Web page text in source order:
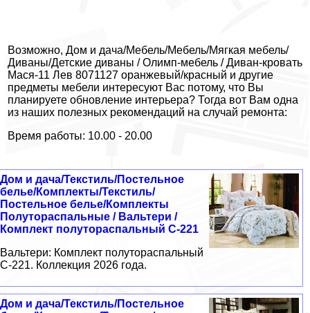
Возможно, Дом и дача/Мебель/Мебель/Мягкая мебель/
Диваны/Детские диваны / Олимп-мебель / Диван-кровать
Мася-11 Лев 8071127 оранжевый/красный и другие
предметы мебели интересуют Вас потому, что Вы
планируете обновление интерьера? Тогда вот Вам одна
из наших полезных рекомендаций на случай ремонта:
Время работы: 10.00 - 20.00
Дом и дача/Текстиль/Постельное
белье/Комплекты/Текстиль/
Постельное белье/Комплекты
Полутораспальные / Вальтери /
Комплект полутораспальный C-221
Вальтери: Комплект полутораспальный
C-221. Коллекция 2026 года.
Дом и дача/Текстиль/Постельное